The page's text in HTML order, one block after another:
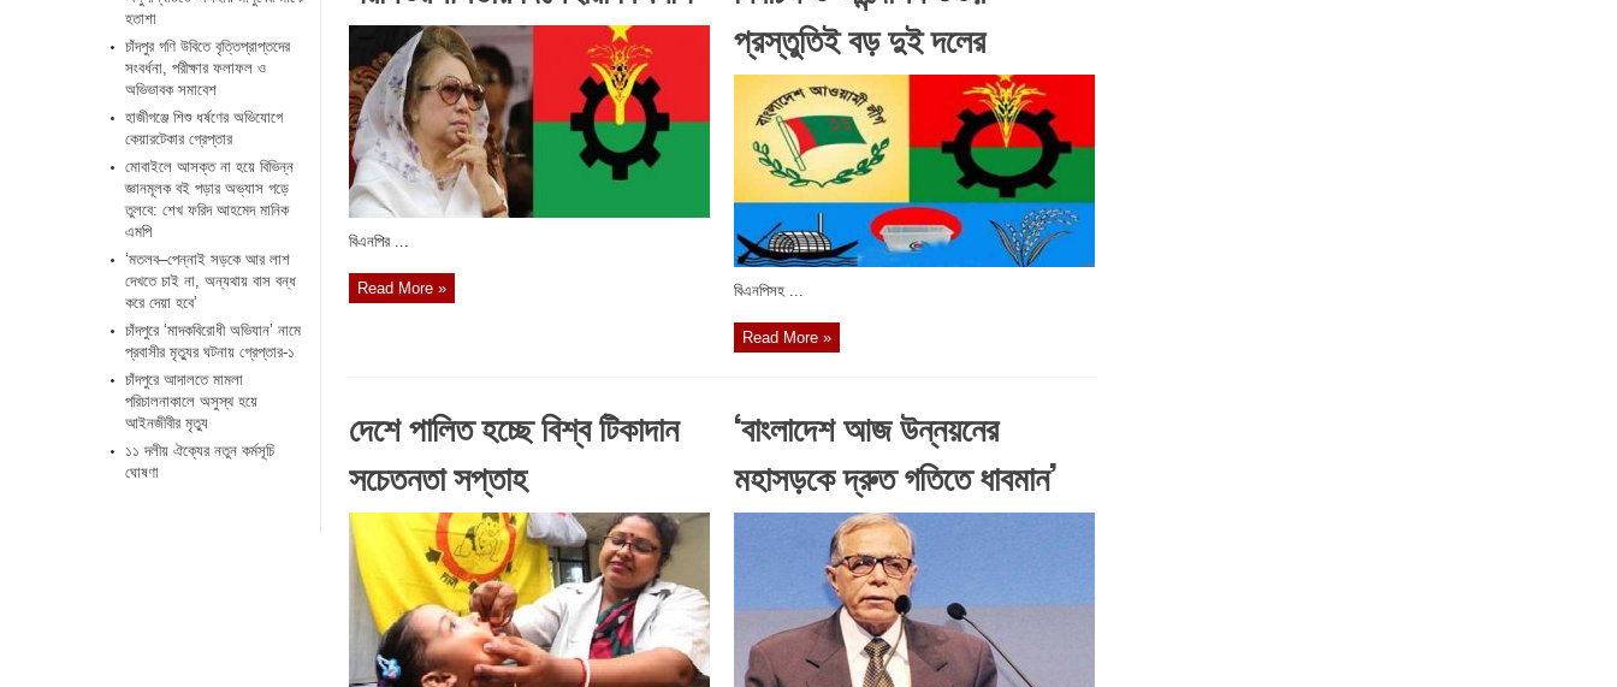
বিএনপির ...
Read More »
প্রস্তুতিই বড় দুই দলের
বিএনপিসহ ...
Read More »
দেশে পালিত হচ্ছে বিশ্ব টিকাদান
সচেতনতা সপ্তাহ
‘বাংলাদেশ আজ উন্নয়নের
মহাসড়কে দ্রুত গতিতে ধাবমান’
হতাশা
চাঁদপুর গণি উবিতে বৃত্তিপ্রাপ্তদের
সংবর্ধনা, পরীক্ষার ফলাফল ও
অভিভাবক সমাবেশ
হাজীগঞ্জে শিশু ধর্ষণের অভিযোগে
কেয়ারটেকার গ্রেপ্তার
মোবাইলে আসক্ত না হয়ে বিভিন্ন
জ্ঞানমূলক বই পড়ার অভ্যাস গড়ে
তুলবে: শেখ ফরিদ আহমেদ মানিক
এমপি
‘মতলব–পেন্নাই সড়কে আর লাশ
দেখতে চাই না, অন্যথায় বাস বন্ধ
করে দেয়া হবে’
চাঁদপুরে ‘মাদকবিরোধী অভিযান’ নামে
প্রবাসীর মৃত্যুর ঘটনায় গ্রেপ্তার-১
চাঁদপুরে আদালতে মামলা
পরিচালনাকালে অসুস্থ হয়ে
আইনজীবীর মৃত্যু
১১ দলীয় ঐক্যের নতুন কর্মসূচি
ঘোষণা